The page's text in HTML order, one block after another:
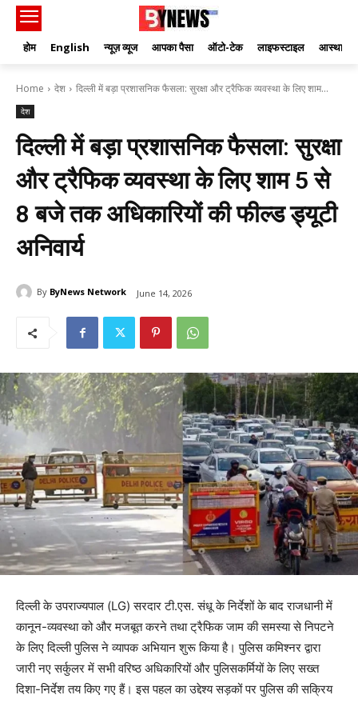
होम English न्यूज़ व्यूज आपका पैसा ऑटो-टेक लाइफस्टाइल आस्था
Home देश दिल्ली में बड़ा प्रशासनिक फैसला: सुरक्षा और ट्रैफिक व्यवस्था के लिए शाम...
देश
दिल्ली में बड़ा प्रशासनिक फैसला: सुरक्षा
और ट्रैफिक व्यवस्था के लिए शाम 5 से
8 बजे तक अधिकारियों की फील्ड ड्यूटी
अनिवार्य
By ByNews Network June 14, 2026
दिल्ली के उपराज्यपाल (LG) सरदार टी.एस. संधू के निर्देशों के बाद राजधानी में
कानून-व्यवस्था को और मजबूत करने तथा ट्रैफिक जाम की समस्या से निपटने
के लिए दिल्ली पुलिस ने व्यापक अभियान शुरू किया है। पुलिस कमिश्नर द्वारा
जारी नए सर्कुलर में सभी वरिष्ठ अधिकारियों और पुलिसकर्मियों के लिए सख्त
दिशा-निर्देश तय किए गए हैं। इस पहल का उद्देश्य सड़कों पर पुलिस की सक्रिय